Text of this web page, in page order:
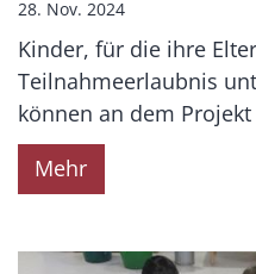
28. Nov. 2024
Kinder, für die ihre
Teilnahmeerlaubnis
können an dem
Mehr